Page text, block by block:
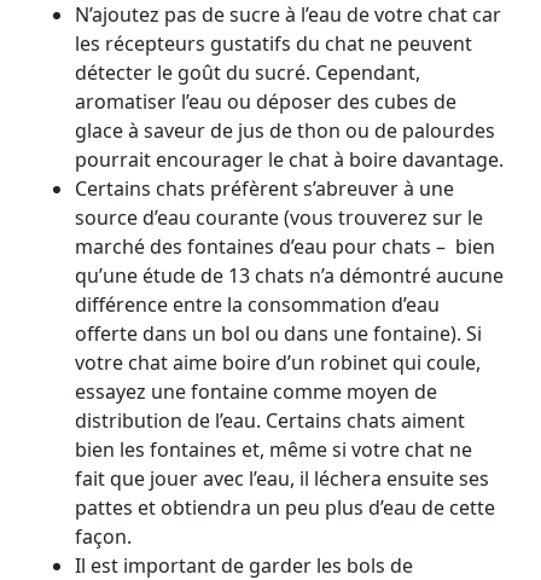
N’ajoutez pas de sucre à l’eau de votre chat car
les récepteurs gustatifs du chat ne peuvent
détecter le goût du sucré. Cependant,
aromatiser l’eau ou déposer des cubes de
glace à saveur de jus de thon ou de palourdes
pourrait encourager le chat à boire davantage.
Certains chats préfèrent s’abreuver à une
source d’eau courante (vous trouverez sur le
marché des fontaines d’eau pour chats – bien
qu’une étude de 13 chats n’a démontré aucune
différence entre la consommation d’eau
offerte dans un bol ou dans une fontaine). Si
votre chat aime boire d’un robinet qui coule,
essayez une fontaine comme moyen de
distribution de l’eau. Certains chats aiment
bien les fontaines et, même si votre chat ne
fait que jouer avec l’eau, il léchera ensuite ses
pattes et obtiendra un peu plus d’eau de cette
façon.
Il est important de garder les bols de